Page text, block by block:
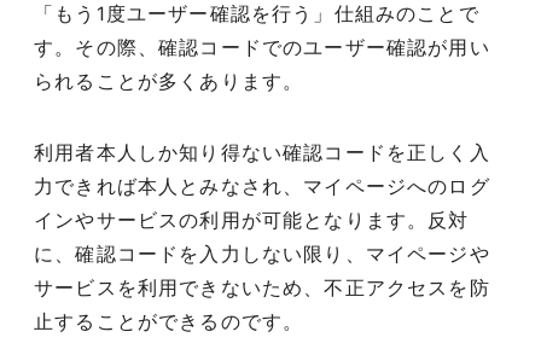
「もう1度ユーザー確認を行う」仕組みのことで
す。その際、確認コードでのユーザー確認が用い
られることが多くあります。
利用者本人しか知り得ない確認コードを正しく入
力できれば本人とみなされ、マイページへのログ
インやサービスの利用が可能となります。反対
に、確認コードを入力しない限り、マイページや
サービスを利用できないため、不正アクセスを防
止することができるのです。